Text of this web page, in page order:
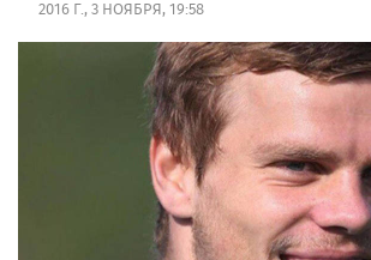
2016 Г., 3 НОЯБРЯ, 19:58